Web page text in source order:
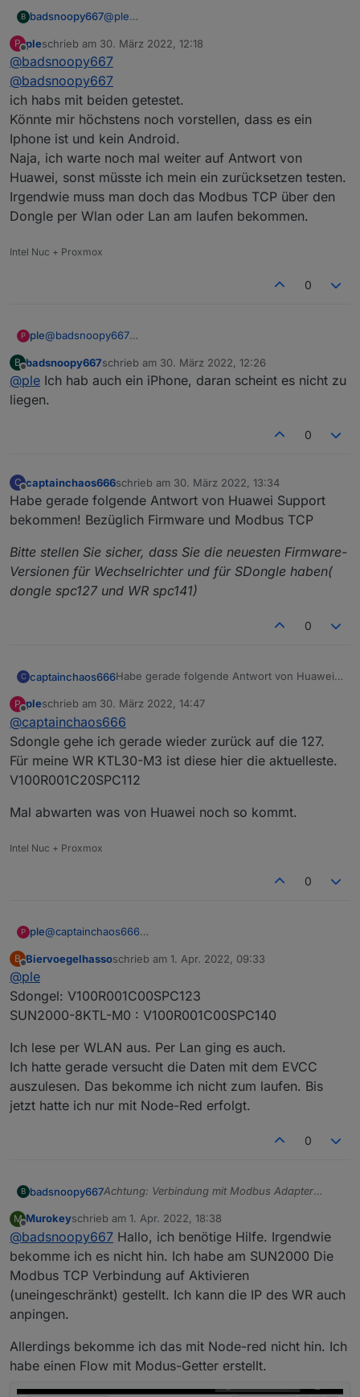
B badsnoopy667@ple
FusionSolar? Vielleicht macht das ja einen
Unterschied. Ich hab's mit SUN2000 gemacht,
da gibt es (zumindest bei mir) den Punkt
"Modbus TCP".
P
Offline
pleschrieb am 30. März 2022, 12:18
zuletzt editiert von
@badsnoopy667
@badsnoopy667
ich habs mit beiden getestet.
Könnte mir höchstens noch vorstellen, dass es ein
Iphone ist und kein Android.
Naja, ich warte noch mal weiter auf Antwort von
Huawei, sonst müsste ich mein ein zurücksetzen testen.
Irgendwie muss man doch das Modbus TCP über den
Dongle per Wlan oder Lan am laufen bekommen.
Intel Nuc + Proxmox
0
P ple@badsnoopy667
ich habs mit beiden getestet.
Könnte mir höchstens noch vorstellen, dass es ein Iphone
sonst müsste ich mein ein zurücksetzen testen. Irgendwie
muss man doch das Modbus TCP über den Dongle per
B
Offline
badsnoopy667schrieb am 30. März 2022, 12:26
zuletzt editiert von
@ple Ich hab auch ein iPhone, daran scheint es nicht zu
liegen.
0
C
Offline
captainchaos666schrieb am 30. März 2022, 13:34
zuletzt editiert von
Habe gerade folgende Antwort von Huawei Support
bekommen! Bezüglich Firmware und Modbus TCP
Bitte stellen Sie sicher, dass Sie die neuesten Firmware-
Versionen für Wechselrichter und für SDongle haben(
dongle spc127 und WR spc141)
0
C captainchaos666Habe gerade folgende Antwort von Huawei
Modbus TCP
Bitte stellen Sie sicher, dass Sie die neuesten
Firmware-Versionen für Wechselrichter und
für SDongle haben( dongle spc127 und WR
spc141)
P
Offline
pleschrieb am 30. März 2022, 14:47
zuletzt editiert von
@captainchaos666
Sdongle gehe ich gerade wieder zurück auf die 127.
Für meine WR KTL30-M3 ist diese hier die aktuelleste.
V100R001C20SPC112
Mal abwarten was von Huawei noch so kommt.
Intel Nuc + Proxmox
0
P ple@captainchaos666
Für meine WR KTL30-M3 ist diese hier die aktuelleste.
Mal abwarten was von Huawei noch so kommt.
B
Offline
Biervoegelhassoschrieb am 1. Apr. 2022, 09:33
zuletzt editiert von
@ple
Sdongel: V100R001C00SPC123
SUN2000-8KTL-M0 : V100R001C00SPC140
Ich lese per WLAN aus. Per Lan ging es auch.
Ich hatte gerade versucht die Daten mit dem EVCC
auszulesen. Das bekomme ich nicht zum laufen. Bis
jetzt hatte ich nur mit Node-Red erfolgt.
0
B badsnoopy667Achtung: Verbindung mit Modbus Adapter
Hier eine Anleitung um den SUN2000
Wechselrichter incl. Batterie und Power Meter
per node-red auszulesen und Werte zu
schreiben:
1. Wechselrichter korrekt konfigurieren:
Im Wechselrichter muss die Konfiguration per
Modbus (TCP) aktiviert sein. Das kann der
Installateur direkt erledigen. Alternativ lädt man
Wechselrichters (also davorstehend im Keller)
mit dem WR und stellt das ein. (Unter
Menüs sind ziemlich unübersichtlich mMn.)
2. Node-Red installieren und Flow
importieren:
zusätzliche NPM Module installieren (geht bei
den Instanzeinstellungen):
• node-red-contrib-buffer-parser
Huawei_SUN2000_node_red_flow_read_write_2
023-11.txt
Problemen geführt hat:Man muss die Client-ID
M
Offline
Murokeyschrieb am 1. Apr. 2022, 18:38
zuletzt editiert von
@badsnoopy667 Hallo, ich benötige Hilfe. Irgendwie
bekomme ich es nicht hin. Ich habe am SUN2000 Die
Modbus TCP Verbindung auf Aktivieren
(uneingeschränkt) gestellt. Ich kann die IP des WR auch
anpingen.
Allerdings bekomme ich das mit Node-red nicht hin. Ich
habe einen Flow mit Modus-Getter erstellt.